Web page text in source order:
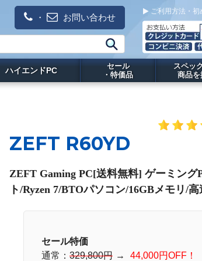
・ お問い合わせ
ご利用方法・初
ハイエンドPC
セール
・特価品
スペッ
商品を
ZEFT R60YD
ZEFT Gaming PC[送料無料] ゲーミング
ト/Ryzen 7/BTOパソコン/16GBメモリ/高
セール特価
通常： 329,800円 → 44,000円OFF！